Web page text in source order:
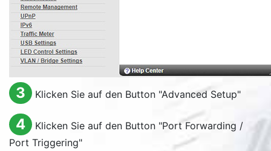
3 Klicken Sie auf den Button "Advanced Setup"
4 Klicken Sie auf den Button "Port Forwarding /
Port Triggering"